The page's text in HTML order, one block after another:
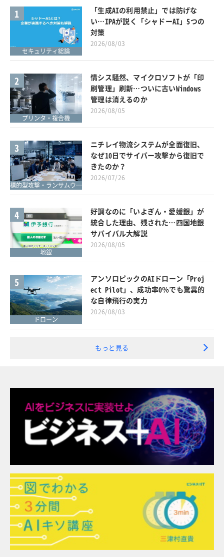
1
セキュリティ総論
「生成AIの利用禁止」では防げな
い…IPAが説く「シャドーAI」5つの
対策
2026/08/03
2
プリンタ・複合機
情シス騒然、マイクロソフトが「印
刷管理」刷新…ついに古いWindows
管理は消えるのか
2026/08/05
3
標的型攻撃・ランサムウェア対策
ニチレイ物流システムが全面復旧、
なぜ10日でサイバー攻撃から復旧で
きたのか？
2026/07/26
4
地銀
好調なのに「いよぎん・愛媛銀」が
統合した理由、残された…四国地銀
サバイバル大解説
2026/08/05
5
ドローン
アンソロピックのAIドローン「Proj
ect Pilot」、成功率0％でも驚異的
な自律飛行の実力
2026/08/03
もっと見る